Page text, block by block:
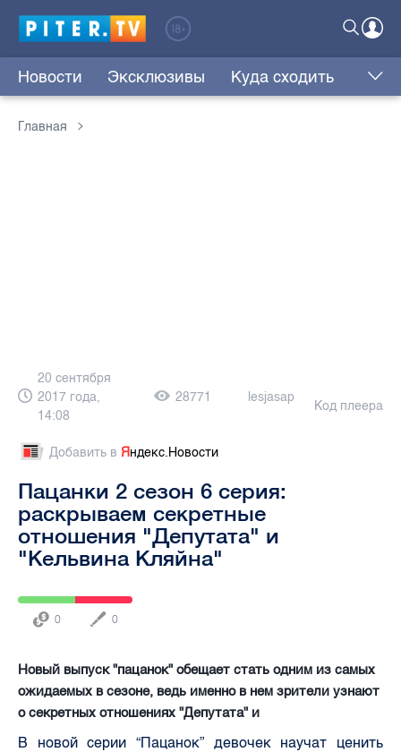
Новости Эксклюзивы Куда сходить
Главная
20 сентября
2017 года,
14:08
28771 lesjasap
Код плеера
Добавить в Яндекс.Новости
Пацанки 2 сезон 6 серия:
раскрываем секретные
отношения "Депутата" и
"Кельвина Кляйна"
0 0
Новый выпуск "пацанок" обещает стать одним из самых
ожидаемых в сезоне, ведь именно в нем зрители узнают
о секретных отношениях "Депутата" и
В новой серии “Пацанок” девочек научат ценить